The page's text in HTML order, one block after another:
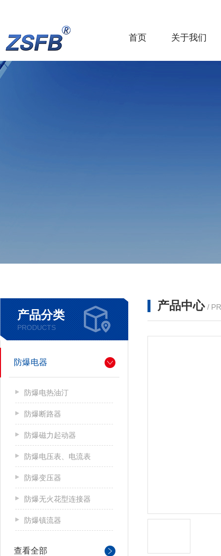
首页 关于我们
产品分类
PRODUCTS
防爆电器
防爆电热油汀
防爆断路器
防爆磁力起动器
防爆电压表、电流表
防爆变压器
防爆无火花型连接器
防爆镇流器
查看全部
产品中心 /